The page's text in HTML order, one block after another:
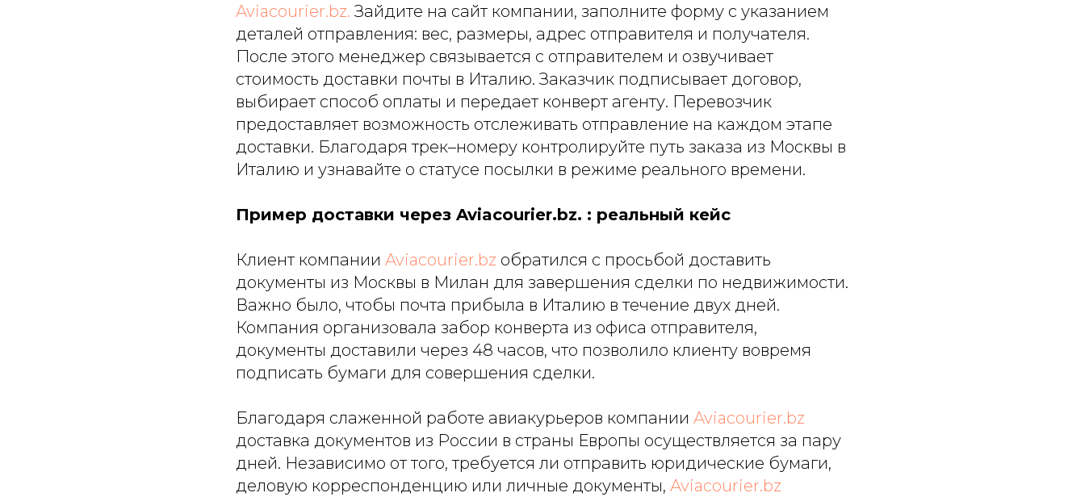
Aviacourier.bz.Зайдите на сайт компании, заполните форму с указанием
деталей отправления: вес, размеры, адрес отправителя и получателя.
После этого менеджер связывается с отправителем и озвучивает
стоимость доставки почты в Италию. Заказчик подписывает договор,
выбирает способ оплаты и передает конверт агенту. Перевозчик
предоставляет возможность отслеживать отправление на каждом этапе
доставки. Благодаря трек–номеру контролируйте путь заказа из Москвы в
Италию и узнавайте о статусе посылки в режиме реального времени.
Пример доставки через Aviacourier.bz. : реальный кейс
Клиент компании Aviacourier.bz обратился с просьбой доставить
документы из Москвы в Милан для завершения сделки по недвижимости.
Важно было, чтобы почта прибыла в Италию в течение двух дней.
Компания организовала забор конверта из офиса отправителя,
документы доставили через 48 часов, что позволило клиенту вовремя
подписать бумаги для совершения сделки.
Благодаря слаженной работе авиакурьеров компании Aviacourier.bz
доставка документов из России в страны Европы осуществляется за пару
дней. Независимо от того, требуется ли отправить юридические бумаги,
деловую корреспонденцию или личные документы, Aviacourier.bz